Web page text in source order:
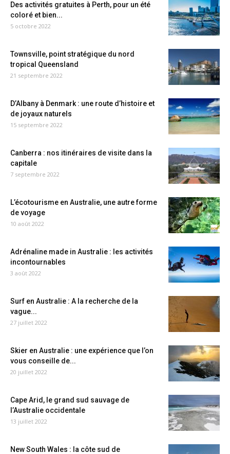
Des activités gratuites à Perth, pour un été
coloré et bien...
5 octobre 2022
Townsville, point stratégique du nord
tropical Queensland
21 septembre 2022
D’Albany à Denmark : une route d’histoire et
de joyaux naturels
15 septembre 2022
Canberra : nos itinéraires de visite dans la
capitale
7 septembre 2022
L’écotourisme en Australie, une autre forme
de voyage
10 août 2022
Adrénaline made in Australie : les activités
incontournables
3 août 2022
Surf en Australie : A la recherche de la
vague...
27 juillet 2022
Skier en Australie : une expérience que l’on
vous conseille de...
20 juillet 2022
Cape Arid, le grand sud sauvage de
l’Australie occidentale
13 juillet 2022
New South Wales : la côte sud de